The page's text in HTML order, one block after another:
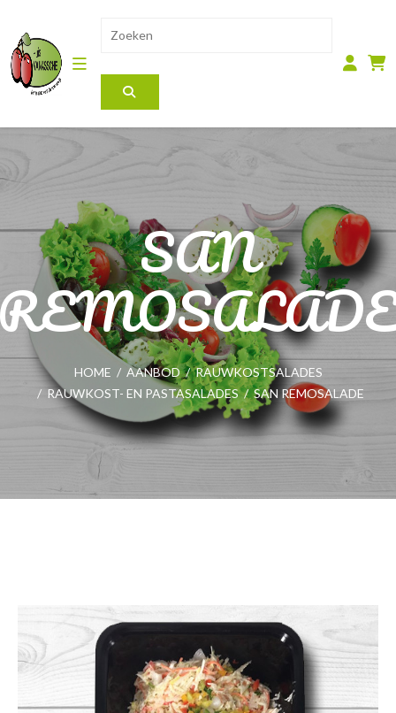
SAN
HOME / AANBOD / RAUWKOSTSALADES
/ RAUWKOST- EN PASTASALADES / SAN REMOSALADE